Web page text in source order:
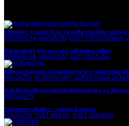
Objavujte s nami: Toto sú najfarebnejšie miesta
INŠPIRÁCIA MAGAZÍN SVET CESTOVANIA
Harmonický priestor pre váš home office
INŠPIRÁCIA MAGAZÍN SVET DIZAJNU
Alžbeta Bartová: Stolovanie je pre mňa veľmi
MAGAZÍN ROZHOVORY UDRŽATEĽNÁ
#HrdinskeUkoncenieSkolskehoRoka so
AKTUALITY
Tajomstvo vitality – tekutý kolagén
MAGAZÍN SVET KRÁSY SVET ZDRAVIA